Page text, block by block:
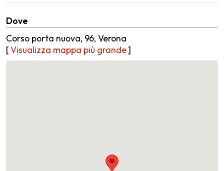
Dove
Corso porta nuova, 96, Verona
[Visualizza mappa più grande]